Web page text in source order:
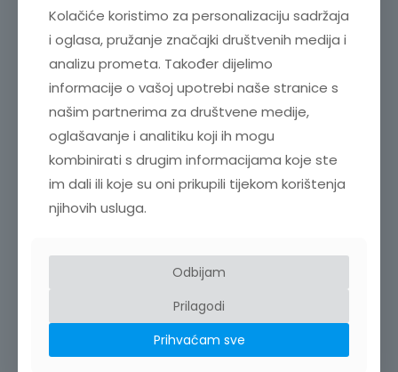
BATERIJSKI TESTER BT6065
4.758,00 €
PROIZVOĐAČ: HIOKI
Dodaj u košaricu
Kolačiće koristimo za personalizaciju sadržaja
i oglasa, pružanje značajki društvenih medija i
analizu prometa. Također dijelimo
informacije o vašoj upotrebi naše stranice s
našim partnerima za društvene medije,
oglašavanje i analitiku koji ih mogu
kombinirati s drugim informacijama koje ste
im dali ili koje su oni prikupili tijekom korištenja
njihovih usluga.
Odbijam
Prilagodi
Prihvaćam sve